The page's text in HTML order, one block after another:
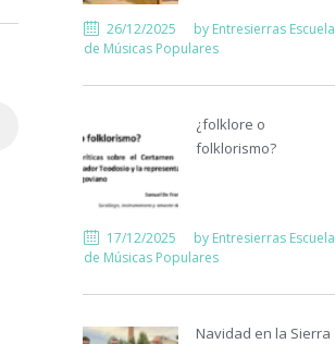
26/12/2025 by Entresierras Escuela
de Músicas Populares
¿folklore o
folklorismo?
17/12/2025 by Entresierras Escuela
de Músicas Populares
Navidad en la Sierra